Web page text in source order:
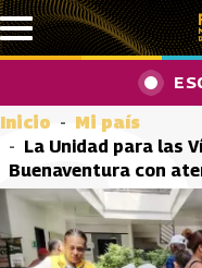
Pasar al contenido
Inicio
Mi país
La Unidad para las
Buenaventura con